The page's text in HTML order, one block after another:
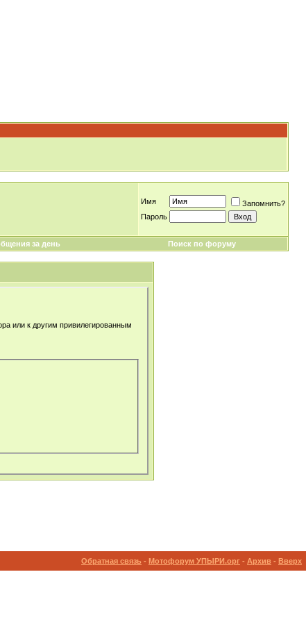
Имя
Запомнить?
Пароль
за день Поиск по форуму
или к другим привилегированным
Обратная связь - Мотофорум УПЫРИ.орг - Архив - Вверх